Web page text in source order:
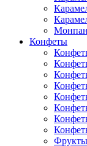
Конфеты
Фрукты